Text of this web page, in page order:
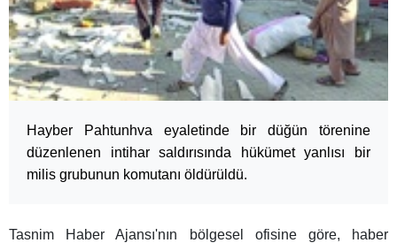
Hayber Pahtunhva eyaletinde bir düğün törenine
düzenlenen intihar saldırısında hükümet yanlısı bir
milis grubunun komutanı öldürüldü.
Tasnim Haber Ajansı'nın bölgesel ofisine göre, haber